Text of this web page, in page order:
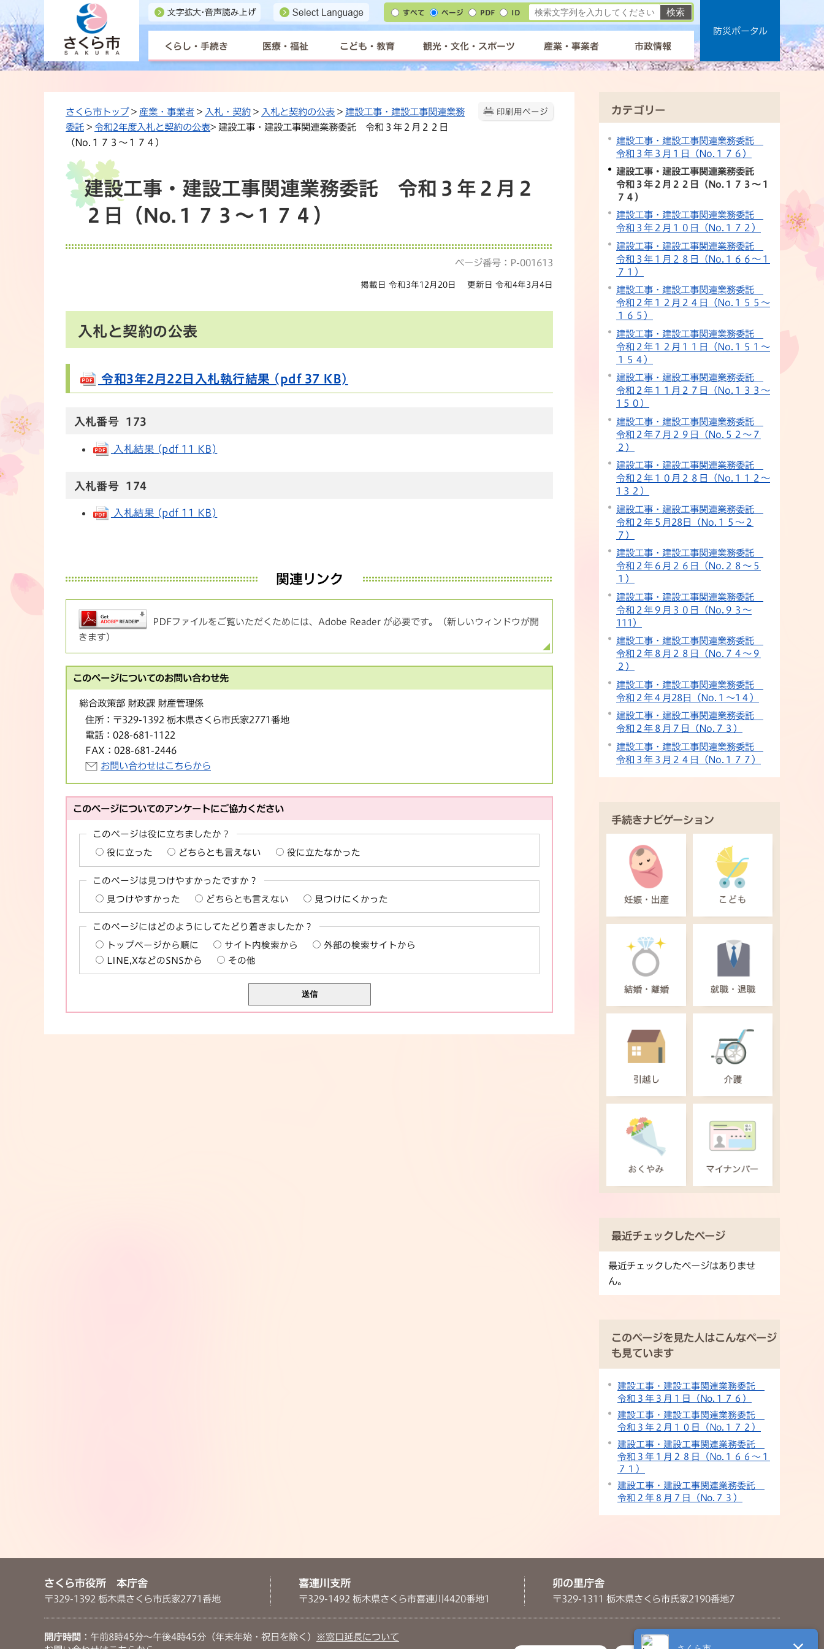
すべて ページ PDF ID
くらし・手続き 医療・福祉 こども・教育 観光・文化・スポーツ 産業・事業者 市政情報
防災ポータル
印刷用ページ
さくら市トップ> 産業・事業者 > 入札・契約 > 入札と契約の公表 > 建設工事・建設工事関連業務
委託 > 令和2年度入札と契約の公表> 建設工事・建設工事関連業務委託 令和３年２月２２日
（No.１７３～１７４）
建設工事・建設工事関連業務委託 令和３年２月２
２日（No.１７３～１７４）
ページ番号：P-001613
掲載日 令和3年12月20日 更新日 令和4年3月4日
入札と契約の公表
令和3年2月22日入札執行結果 (pdf 37 KB)
入札番号 173
入札結果 (pdf 11 KB)
入札番号 174
入札結果 (pdf 11 KB)
関連リンク
PDFファイルをご覧いただくためには、Adobe Reader が必要です。（新しいウィンドウが開
きます）
このページについてのお問い合わせ先
総合政策部 財政課 財産管理係
住所： 〒329-1392 栃木県さくら市氏家2771番地
電話： 028-681-1122
FAX： 028-681-2446
お問い合わせはこちらから
このページについてのアンケートにご協力ください
このページは役に立ちましたか？
役に立った どちらとも言えない 役に立たなかった
このページは見つけやすかったですか？
見つけやすかった どちらとも言えない 見つけにくかった
このページにはどのようにしてたどり着きましたか？
トップページから順に サイト内検索から
外部の検索サイトから
LINE,XなどのSNSから
その他
カテゴリー
建設工事・建設工事関連業務委託
令和３年３月１日（No.１７６）
建設工事・建設工事関連業務委託
令和３年２月２２日（No.１７３～１
７４）
建設工事・建設工事関連業務委託
令和３年２月１０日（No.１７２）
建設工事・建設工事関連業務委託
令和３年１月２８日（No.１６６～１
７１）
建設工事・建設工事関連業務委託
令和２年１２月２４日（No.１５５～
１６５）
建設工事・建設工事関連業務委託
令和２年１２月１１日（No.１５１～
１５４）
建設工事・建設工事関連業務委託
令和２年１１月２７日（No.１３３～
1５０）
建設工事・建設工事関連業務委託
令和２年７月２９日（No.５２～７
２）
建設工事・建設工事関連業務委託
令和２年１０月２８日（No.１１２～
1３２）
建設工事・建設工事関連業務委託
令和２年５月28日（No.１５～２
７）
建設工事・建設工事関連業務委託
令和２年６月２６日（No.２８～５
１）
建設工事・建設工事関連業務委託
令和２年９月３０日（No.９３～
111）
建設工事・建設工事関連業務委託
令和２年８月２８日（No.７４～９
２）
建設工事・建設工事関連業務委託
令和２年４月28日（No.１～1４）
建設工事・建設工事関連業務委託
令和２年８月７日（No.７３）
建設工事・建設工事関連業務委託
令和３年３月２４日（No.１７７）
手続きナビゲーション
最近チェックしたページ
最近チェックしたページはありませ
ん。
このページを見た人はこんなページ
も見ています
建設工事・建設工事関連業務委託
令和３年３月１日（No.１７６）
建設工事・建設工事関連業務委託
令和３年２月１０日（No.１７２）
建設工事・建設工事関連業務委託
令和３年１月２８日（No.１６６～１
７１）
建設工事・建設工事関連業務委託
令和２年８月７日（No.７３）
さくら市役所 本庁舎
〒329-1392 栃木県さくら市氏家2771番地
喜連川支所
〒329-1492 栃木県さくら市喜連川4420番地1
卯の里庁舎
〒329-1311 栃木県さくら市氏家2190番地7
開庁時間 ：午前8時45分～午後4時45分（年末年始・祝日を除く）
※窓口延長について